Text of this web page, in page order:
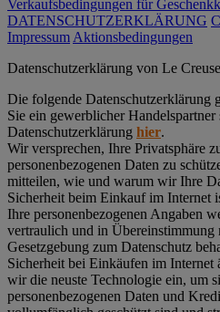
Verkaufsbedingungen für
DATENSCHUTZERKLÄRUNG
Impressum Aktionsbedingungen
Datenschutz­erklärung von Le
Die folgende Datenschutzerklärung
Sie ein gewerblicher
Datenschutzerklärung hier.
Wir versprechen, Ihre Privatsphäre
personenbezogenen Daten zu
mitteilen, wie und warum wir Ihre
Sicherheit beim Einkauf im Internet
Ihre personenbezogenen Angaben
vertraulich und in Übereinstimmung
Gesetzgebung zum Datenschutz
Sicherheit bei Einkäufen im Internet
wir die neuste Technologie ein, um
personenbezogenen Daten und